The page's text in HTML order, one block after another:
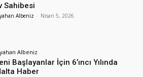
Sahibesi
Albeniz - Nisan 5, 2026
Albeniz
Başlayanlar İçin 6’ıncı Yılında
Haber